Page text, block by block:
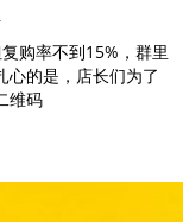
购率不到15%，群里
心的是，店长们为了
维码